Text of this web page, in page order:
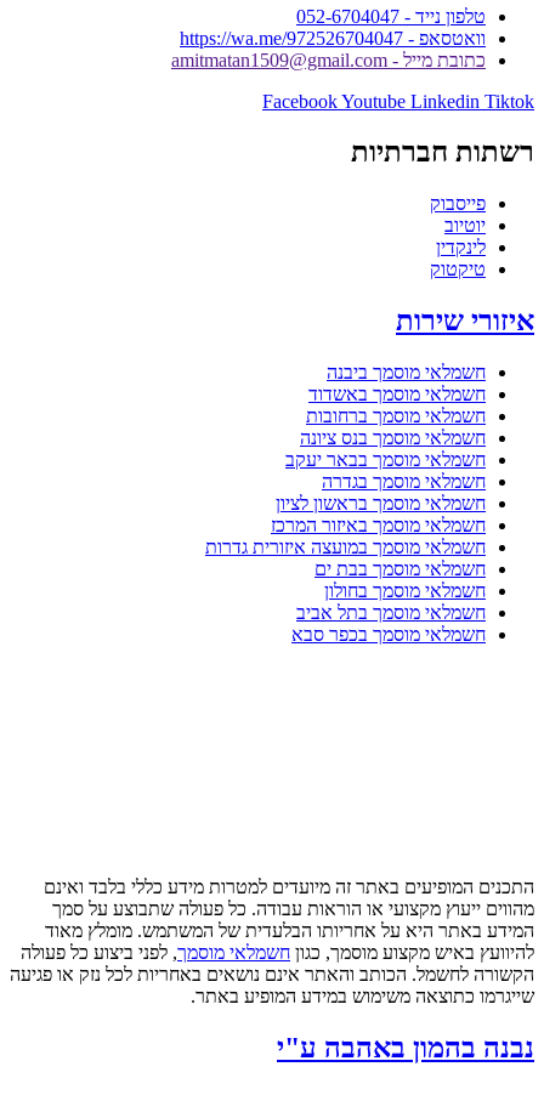
טלפון נייד - 052-6704047
וואטסאפ - https://wa.me/972526704047
כתובת מייל - amitmatan1509@gmail.com
FacebookYoutube Linkedin Tiktok
רשתות חברתיות
פייסבוק
יוטיוב
לינקדין
טיקטוק
איזורי שירות
חשמלאי מוסמך ביבנה
חשמלאי מוסמך באשדוד
חשמלאי מוסמך ברחובות
חשמלאי מוסמך בנס ציונה
חשמלאי מוסמך בבאר יעקב
חשמלאי מוסמך בגדרה
חשמלאי מוסמך בראשון לציון
חשמלאי מוסמך באיזור המרכז
חשמלאי מוסמך במועצה איזורית גדרות
חשמלאי מוסמך בבת ים
חשמלאי מוסמך בחולון
חשמלאי מוסמך בתל אביב
חשמלאי מוסמך בכפר סבא
התכנים המופיעים באתר זה מיועדים למטרות מידע כללי בלבד ואינם
מהווים ייעוץ מקצועי או הוראות עבודה. כל פעולה שתבוצע על סמך
המידע באתר היא על אחריותו הבלעדית של המשתמש. מומלץ מאוד
להיוועץ באיש מקצוע מוסמך, כגון חשמלאי מוסמך, לפני ביצוע כל פעולה
הקשורה לחשמל. הכותב והאתר אינם נושאים באחריות לכל נזק או פגיעה
שייגרמו כתוצאה משימוש במידע המופיע באתר.
נבנה בהמון באהבה ע"י